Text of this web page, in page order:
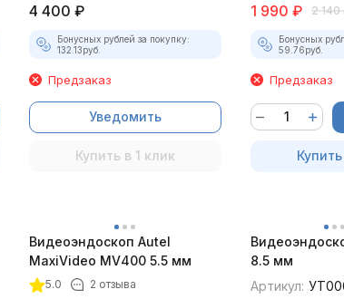
4 400 ₽
Бонусных рублей за покупку:
132.13руб.
Предзаказ
Уведомить
Купить в 1 клик
1 990 ₽ 2 140
Бонусных
59.76руб.
Предзаказ
Видеоэндоскоп Autel
MaxiVideo MV400 5.5 мм
5.0 2 отзыва
8.5 мм
Артикул: